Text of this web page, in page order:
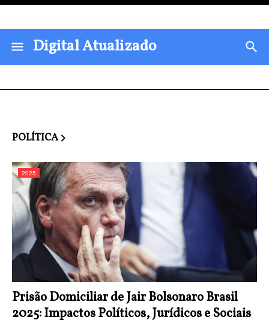
Digital Atualizado
POLÍTICA
2025
Prisão Domiciliar de Jair Bolsonaro Brasil
2025: Impactos Políticos, Jurídicos e Sociais